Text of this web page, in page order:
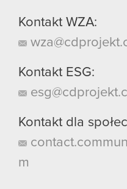
Kontakt WZA:
Kontakt ESG:
Kontakt dla
m